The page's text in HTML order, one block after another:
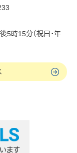
時15分（祝日・年